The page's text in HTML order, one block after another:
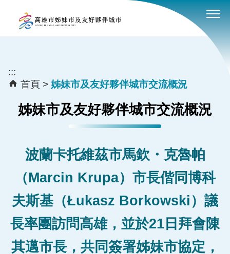
跳到主要內容區塊
:::
:::
姊妹市及友好夥伴城市交流概況
首頁 姊妹市及友好夥伴城市交流概況
波蘭卡托維茲市馬欽・克魯帕
（Marcin Krupa）市長偕同博科
夫斯基（Łukasz Borkowski）議
長率團訪問高雄，並於21日拜會陳
其邁市長，共同簽署姊妹市協定，